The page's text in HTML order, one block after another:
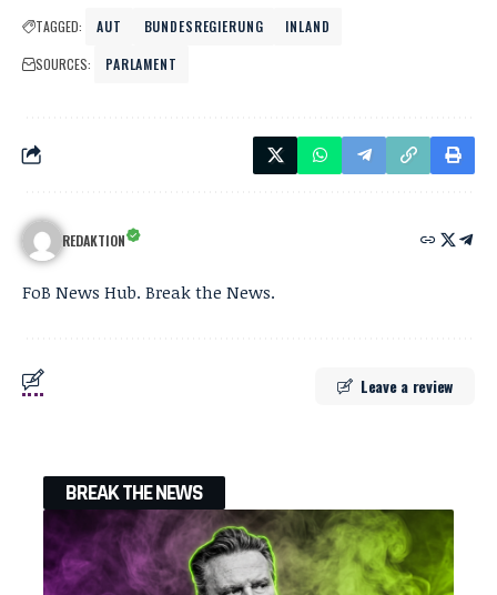
TAGGED: AUT BUNDESREGIERUNG
INLAND
SOURCES:
PARLAMENT
REDAKTION
FoB News Hub. Break the News.
Leave a review
BREAK THE NEWS